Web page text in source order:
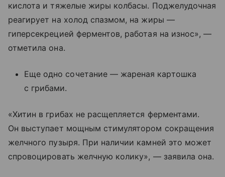
кислота и тяжелые жиры колбасы. Поджелудочная
реагирует на холод спазмом, на жиры —
гиперсекрецией ферментов, работая на износ», —
отметила она.
Еще одно сочетание — жареная картошка
с грибами.
«Хитин в грибах не расщепляется ферментами.
Он выступает мощным стимулятором сокращения
желчного пузыря. При наличии камней это может
спровоцировать желчную колику», — заявила она.